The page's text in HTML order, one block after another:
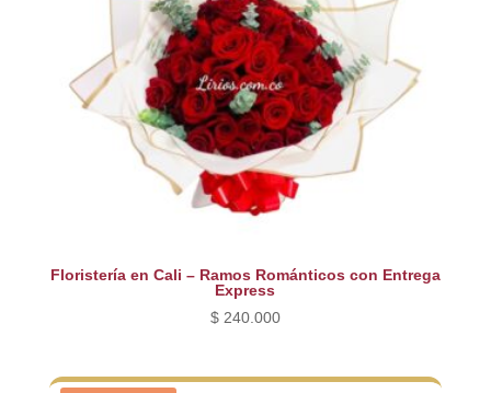
Floristería en Cali – Ramos Románticos con Entrega
Express
$240.000